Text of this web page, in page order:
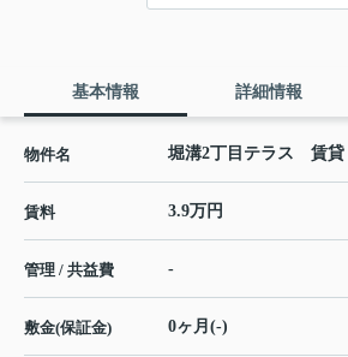
基本情報 詳細情報
物件名 堀溝2丁目テラス 賃貸
賃料 3.9万円
管理 / 共益費 -
敷金(保証金) 0ヶ月(-)